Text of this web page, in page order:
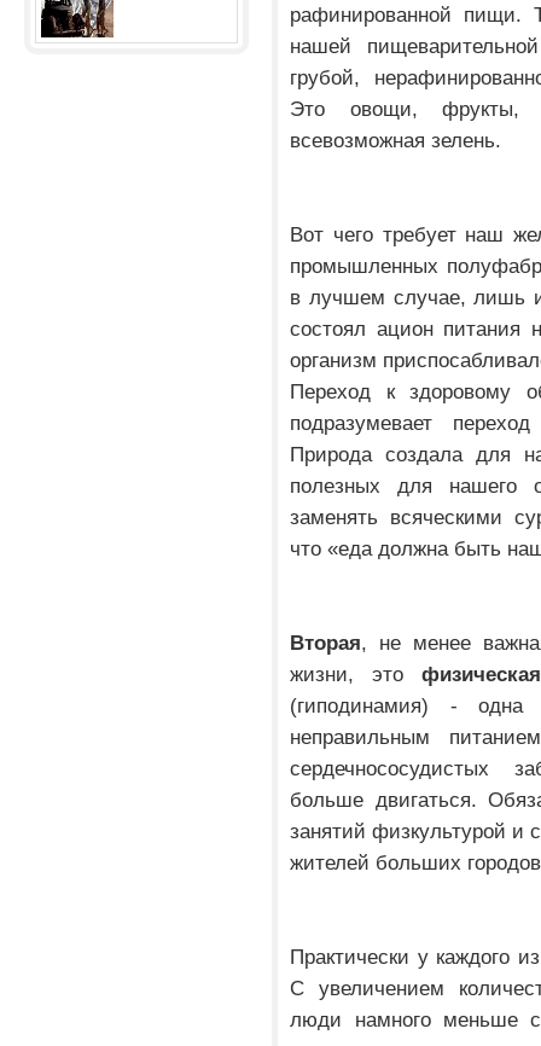
рафинированной пищи.
нашей
грубой,
Это овощи, фрукты,
всевозможная зелень.
Вот чего требует наш
промышленных
в лучшем случае, лишь
состоял ацион
организм
Переход к здоровому
подразумевает
Природа создала для
полезных для нашего
заменять всяческими
что «еда должна быть
Вторая, не менее
жизни, это
(гиподинамия) -
неправильным
сердечнососудистых
больше двигаться.
занятий физкультурой и
жителей больших
Практически у каждого
С увеличением
люди намного меньше